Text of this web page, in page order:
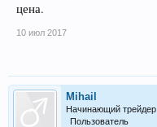
цена.
10 июл 2017
Mihail
Начинающий трейдер
Пользователь